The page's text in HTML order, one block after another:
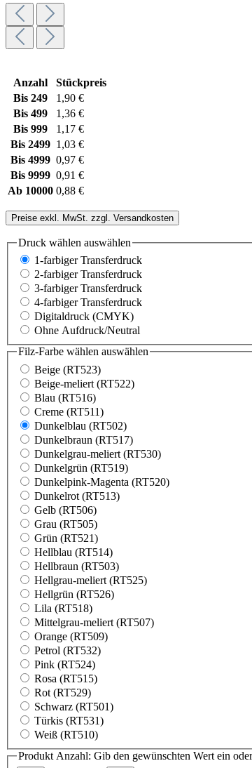
Anzahl
Stückpreis
Bis 249
1,90 €
Bis 499
1,36 €
Bis 999
1,17 €
Bis 2499 1,03 €
Bis 4999 0,97 €
Bis 9999 0,91 €
Ab 10000 0,88 €
Preise exkl. MwSt. zzgl. Versandkosten
Druck wählen auswählen
1-farbiger Transferdruck
2-farbiger Transferdruck
3-farbiger Transferdruck
4-farbiger Transferdruck
Digitaldruck (CMYK)
Ohne Aufdruck/Neutral
Filz-Farbe wählen auswählen
Beige (RT523)
Beige-meliert (RT522)
Blau (RT516)
Creme (RT511)
Dunkelblau (RT502)
Dunkelbraun (RT517)
Dunkelgrau-meliert (RT530)
Dunkelgrün (RT519)
Dunkelpink-Magenta (RT520)
Dunkelrot (RT513)
Gelb (RT506)
Grau (RT505)
Grün (RT521)
Hellblau (RT514)
Hellbraun (RT503)
Hellgrau-meliert (RT525)
Hellgrün (RT526)
Lila (RT518)
Mittelgrau-meliert (RT507)
Orange (RT509)
Petrol (RT532)
Pink (RT524)
Rosa (RT515)
Rot (RT529)
Schwarz (RT501)
Türkis (RT531)
Weiß (RT510)
Produkt Anzahl: Gib den gewünschten Wert ein